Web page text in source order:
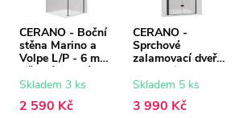
CERANO - Boční
stěna Marino a
Volpe L/P - 6 mm
- černá matná,
transparentní sklo
- 70x190 cm
Skladem 3 ks
2 590 Kč
CERANO -
Sprchové
zalamovací dveře
Volpe L/P - 6 mm
- černá matná,
transparentní sklo
- 60x190 cm
Skladem 5 ks
3 990 Kč